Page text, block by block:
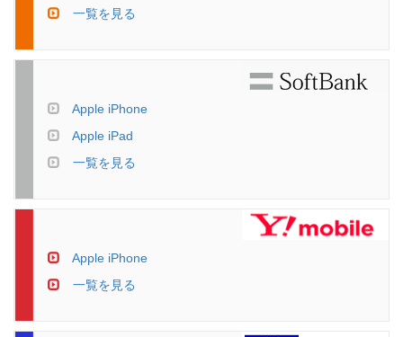
一覧を見る
Apple iPhone
Apple iPad
一覧を見る
Apple iPhone
一覧を見る